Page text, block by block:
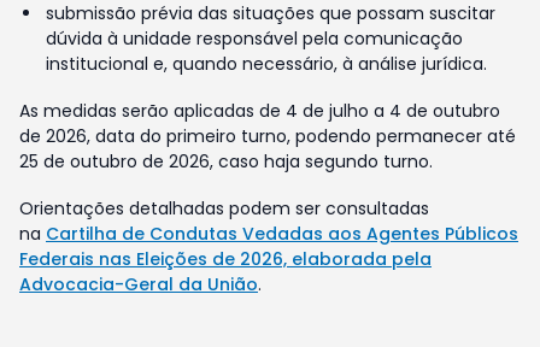
submissão prévia das situações que possam suscitar
dúvida à unidade responsável pela comunicação
institucional e, quando necessário, à análise jurídica.
As medidas serão aplicadas de 4 de julho a 4 de outubro
de 2026, data do primeiro turno, podendo permanecer até
25 de outubro de 2026, caso haja segundo turno.
Orientações detalhadas podem ser consultadas
na Cartilha de Condutas Vedadas aos Agentes Públicos
Federais nas Eleições de 2026, elaborada pela
Advocacia-Geral da União.